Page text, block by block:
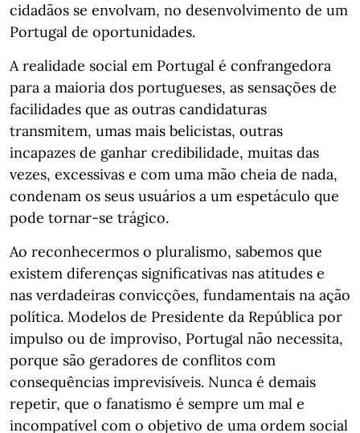
cidadãos se envolvam, no desenvolvimento de um
Portugal de oportunidades.
A realidade social em Portugal é confrangedora
para a maioria dos portugueses, as sensações de
facilidades que as outras candidaturas
transmitem, umas mais belicistas, outras
incapazes de ganhar credibilidade, muitas das
vezes, excessivas e com uma mão cheia de nada,
condenam os seus usuários a um espetáculo que
pode tornar-se trágico.
Ao reconhecermos o pluralismo, sabemos que
existem diferenças significativas nas atitudes e
nas verdadeiras convicções, fundamentais na ação
política. Modelos de Presidente da República por
impulso ou de improviso, Portugal não necessita,
porque são geradores de conflitos com
consequências imprevisíveis. Nunca é demais
repetir, que o fanatismo é sempre um mal e
incompatível com o objetivo de uma ordem social